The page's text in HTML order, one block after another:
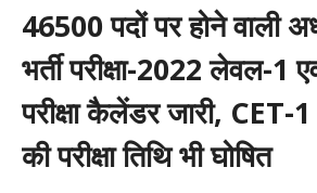
46500 पदों पर होने वाली
भर्ती परीक्षा-2022 लेवल-1
परीक्षा कैलेंडर जारी, CET-
की परीक्षा तिथि भी घोषित